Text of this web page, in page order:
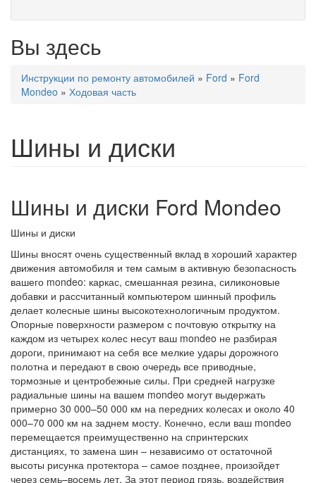
Вы здесь
Инструкции по ремонту автомобилей » Ford » Ford
Mondeo » Ходовая часть
Шины и диски
Шины и диски Ford Mondeo
Шины и диски
Шины вносят очень существенный вклад в хороший характер
движения автомобиля и тем самым в активную безопасность
вашего mondeo: каркас, смешанная резина, силиконовые
добавки и рассчитанный компьютером шинный профиль
делает колесные шины высокотехнологичным продуктом.
Опорные поверхности размером с почтовую открытку на
каждом из четырех колес несут ваш mondeo не разбирая
дороги, принимают на себя все мелкие удары дорожного
полотна и передают в свою очередь все приводные,
тормозные и центробежные силы. При средней нагрузке
радиальные шины на вашем mondeo могут выдержать
примерно 30 000–50 000 км на передних колесах и около 40
000–70 000 км на заднем мосту. Конечно, если ваш mondeo
перемещается преимущественно на спринтерских
дистанциях, то замена шин – независимо от остаточной
высоты рисунка протектора – самое позднее, произойдет
через семь–восемь лет. За этот период грязь, воздействия